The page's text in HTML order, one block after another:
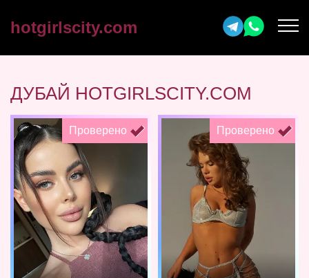
hotgirlscity.com
ДУБАЙ HOTGIRLSCITY.COM
Проверено Проверено